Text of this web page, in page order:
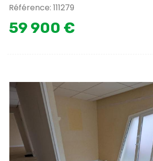
Référence: 111279
59 900 €